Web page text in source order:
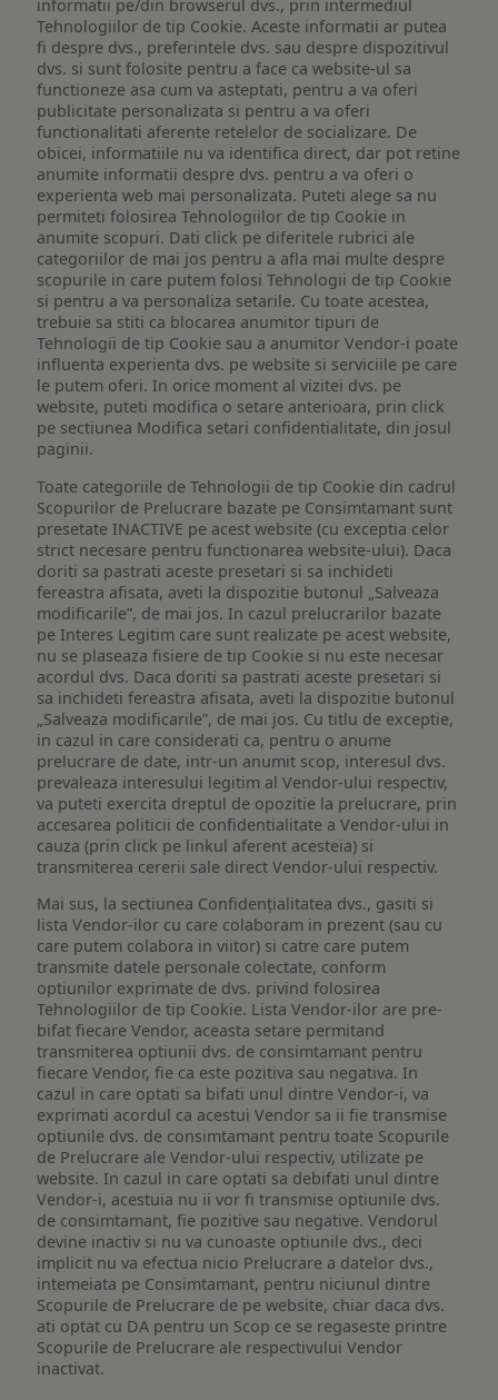
informatii pe/din browserul dvs., prin intermediul
Tehnologiilor de tip Cookie. Aceste informatii ar putea
fi despre dvs., preferintele dvs. sau despre dispozitivul
dvs. si sunt folosite pentru a face ca website-ul sa
functioneze asa cum va asteptati, pentru a va oferi
publicitate personalizata si pentru a va oferi
functionalitati aferente retelelor de socializare. De
obicei, informatiile nu va identifica direct, dar pot retine
anumite informatii despre dvs. pentru a va oferi o
experienta web mai personalizata. Puteti alege sa nu
permiteti folosirea Tehnologiilor de tip Cookie in
anumite scopuri. Dati click pe diferitele rubrici ale
categoriilor de mai jos pentru a afla mai multe despre
scopurile in care putem folosi Tehnologii de tip Cookie
si pentru a va personaliza setarile. Cu toate acestea,
trebuie sa stiti ca blocarea anumitor tipuri de
Tehnologii de tip Cookie sau a anumitor Vendor-i poate
influenta experienta dvs. pe website si serviciile pe care
le putem oferi. In orice moment al vizitei dvs. pe
website, puteti modifica o setare anterioara, prin click
pe sectiunea Modifica setari confidentialitate, din josul
paginii.
Toate categoriile de Tehnologii de tip Cookie din cadrul
Scopurilor de Prelucrare bazate pe Consimtamant sunt
presetate INACTIVE pe acest website (cu exceptia celor
strict necesare pentru functionarea website-ului). Daca
doriti sa pastrati aceste presetari si sa inchideti
fereastra afisata, aveti la dispozitie butonul „Salveaza
modificarile”, de mai jos. In cazul prelucrarilor bazate
pe Interes Legitim care sunt realizate pe acest website,
nu se plaseaza fisiere de tip Cookie si nu este necesar
acordul dvs. Daca doriti sa pastrati aceste presetari si
sa inchideti fereastra afisata, aveti la dispozitie butonul
„Salveaza modificarile”, de mai jos. Cu titlu de exceptie,
in cazul in care considerati ca, pentru o anume
prelucrare de date, intr-un anumit scop, interesul dvs.
prevaleaza interesului legitim al Vendor-ului respectiv,
va puteti exercita dreptul de opozitie la prelucrare, prin
accesarea politicii de confidentialitate a Vendor-ului in
cauza (prin click pe linkul aferent acesteia) si
transmiterea cererii sale direct Vendor-ului respectiv.
Mai sus, la sectiunea Confidențialitatea dvs., gasiti si
lista Vendor-ilor cu care colaboram in prezent (sau cu
care putem colabora in viitor) si catre care putem
transmite datele personale colectate, conform
optiunilor exprimate de dvs. privind folosirea
Tehnologiilor de tip Cookie. Lista Vendor-ilor are pre-
bifat fiecare Vendor, aceasta setare permitand
transmiterea optiunii dvs. de consimtamant pentru
fiecare Vendor, fie ca este pozitiva sau negativa. In
cazul in care optati sa bifati unul dintre Vendor-i, va
exprimati acordul ca acestui Vendor sa ii fie transmise
optiunile dvs. de consimtamant pentru toate Scopurile
de Prelucrare ale Vendor-ului respectiv, utilizate pe
website. In cazul in care optati sa debifati unul dintre
Vendor-i, acestuia nu ii vor fi transmise optiunile dvs.
de consimtamant, fie pozitive sau negative. Vendorul
devine inactiv si nu va cunoaste optiunile dvs., deci
implicit nu va efectua nicio Prelucrare a datelor dvs.,
intemeiata pe Consimtamant, pentru niciunul dintre
Scopurile de Prelucrare de pe website, chiar daca dvs.
ati optat cu DA pentru un Scop ce se regaseste printre
Scopurile de Prelucrare ale respectivului Vendor
inactivat.